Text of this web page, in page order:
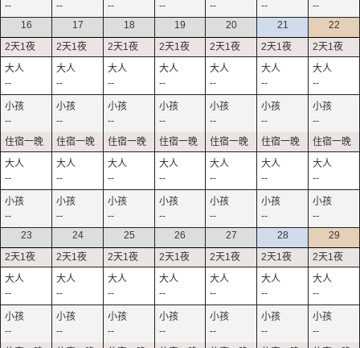
-- -- -- -- -- --
--
16
--
--
--
--
17
--
--
--
--
18
--
--
--
--
19
--
--
--
--
20
--
--
--
--
21
--
--
--
--
22
--
--
--
--
23
--
--
24
--
--
25
--
--
26
--
--
27
--
--
28
--
--
29
--
--